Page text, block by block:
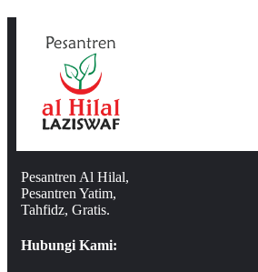
Pesantren Al Hilal,
Pesantren Yatim,
Tahfidz, Gratis.
Hubungi Kami: